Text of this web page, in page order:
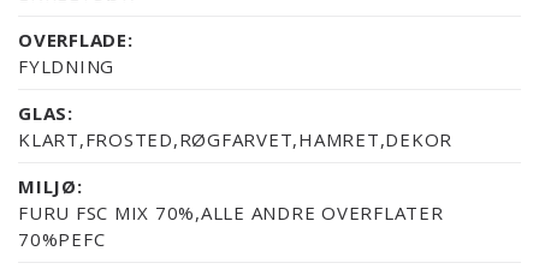
OVERFLADE:
FYLDNING
GLAS:
KLART,FROSTED,RØGFARVET,HAMRET,DEKOR
MILJØ:
FURU FSC MIX 70%,ALLE ANDRE OVERFLATER
70%PEFC